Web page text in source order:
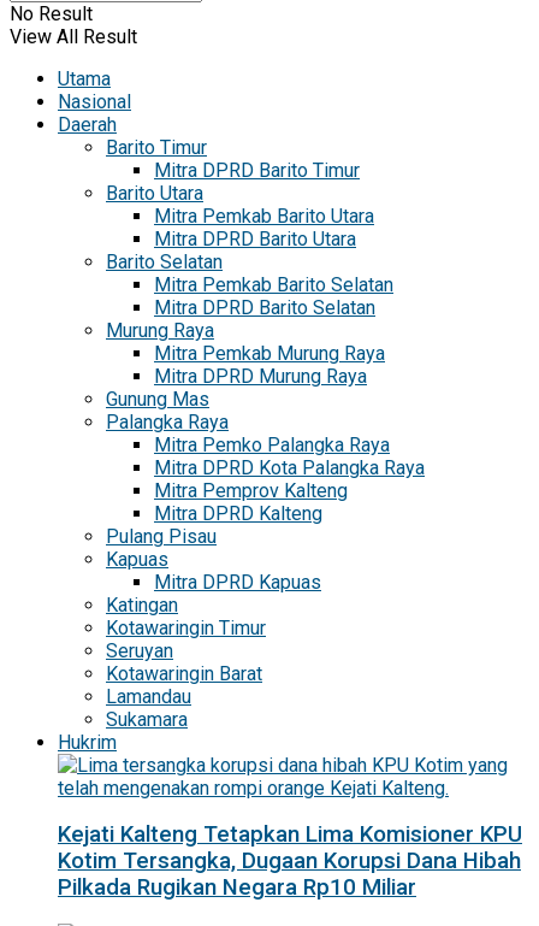
No Result
View All Result
Utama
Nasional
Daerah
Barito Timur
Mitra DPRD Barito Timur
Barito Utara
Mitra Pemkab Barito Utara
Mitra DPRD Barito Utara
Barito Selatan
Mitra Pemkab Barito Selatan
Mitra DPRD Barito Selatan
Murung Raya
Mitra Pemkab Murung Raya
Mitra DPRD Murung Raya
Gunung Mas
Palangka Raya
Mitra Pemko Palangka Raya
Mitra DPRD Kota Palangka Raya
Mitra Pemprov Kalteng
Mitra DPRD Kalteng
Pulang Pisau
Kapuas
Mitra DPRD Kapuas
Katingan
Kotawaringin Timur
Seruyan
Kotawaringin Barat
Lamandau
Sukamara
Hukrim
Kejati Kalteng Tetapkan Lima Komisioner KPU
Kotim Tersangka, Dugaan Korupsi Dana Hibah
Pilkada Rugikan Negara Rp10 Miliar